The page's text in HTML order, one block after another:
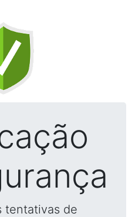
tentativas de